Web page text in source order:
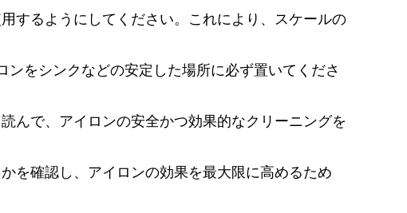
するようにしてください。これにより、スケールの
をシンクなどの安定した場所に必ず置いてくださ
んで、アイロンの安全かつ効果的なクリーニングを
を確認し、アイロンの効果を最大限に高めるため